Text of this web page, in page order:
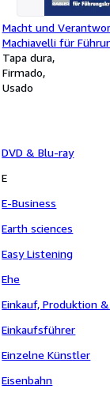
Macht und
Machiavelli für
Tapa dura
Firmado
Usado
DVD & Blu-ray
E
E-Business
Earth sciences
Easy Listening
Ehe
Einkauf, Produktion
Einkaufsführer
Einzelne Künstler
Eisenbahn